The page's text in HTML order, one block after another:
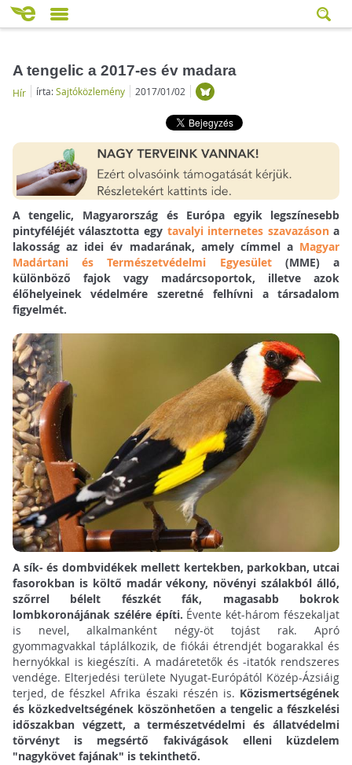
A tengelic a 2017-es év madara
Hír írta:Sajtóközlemény 2017/01/02
A tengelic, Magyarország és Európa egyik legszínesebb
pintyféléjét választotta egy tavalyi internetes szavazásona
lakosság az idei év madarának, amely címmel a Magyar
Madártani és Természetvédelmi Egyesület(MME) a
különböző fajok vagy madárcsoportok, illetve azok
élőhelyeinek védelmére szeretné felhívni a társadalom
figyelmét.
A sík- és dombvidékek mellett kertekben, parkokban, utcai
fasorokban is költő madár vékony, növényi szálakból álló,
szőrrel bélelt fészkét fák, magasabb bokrok
lombkoronájának szélére építi. Évente két-három fészekaljat
is nevel, alkalmanként négy-öt tojást rak. Apró
gyommagvakkal táplálkozik, de fiókái étrendjét bogarakkal és
hernyókkal is kiegészíti. A madáretetők és -itatók rendszeres
vendége. Elterjedési területe Nyugat-Európától Közép-Ázsiáig
terjed, de fészkel Afrika északi részén is. Közismertségének
és közkedveltségének köszönhetően a tengelic a fészkelési
időszakban végzett, a természetvédelmi és állatvédelmi
törvényt is megsértő fakivágások elleni küzdelem
"nagykövet fajának" is tekinthető.